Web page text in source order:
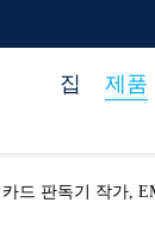
집 제품
드 판독기 작가,